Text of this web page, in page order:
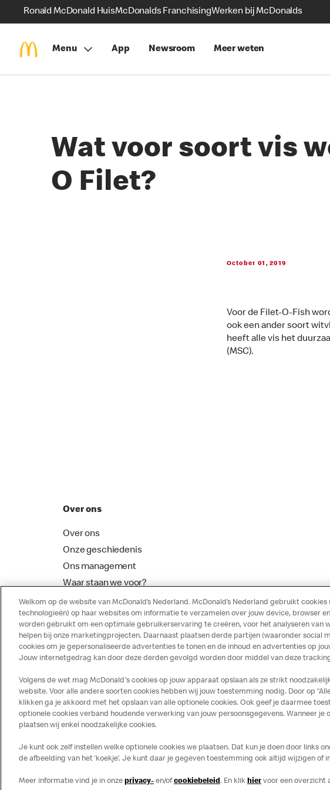
Ronald McDonald HuisMcDonalds FranchisingWerken bij McDonalds
Menu App Newsroom Meer weten
Wat voor soort vis
O Filet?
October 01, 2019
Voor de Filet-O-Fish
ook een ander soort
heeft alle vis het
(MSC).
Over ons
Over ons
Onze geschiedenis
Ons management
Waar staan we voor?
McDonalds Franchising
Disclaimer Privacy Cookies
Welkom op de website van McDonald’s Nederland. McDonald’s Nederland gebruikt
technologieën) op haar websites om informatie te verzamelen over jouw device, browser
worden gebruikt om een optimale gebruikerservaring te creëren, voor het analyseren van
helpen bij onze marketingprojecten. Daarnaast plaatsen derde partijen (waaronder social
cookies om je gepersonaliseerde advertenties te tonen en de inhoud en advertenties op
Jouw internetgedrag kan door deze derden gevolgd worden door middel van deze
Volgens de wet mag McDonald's cookies op jouw apparaat opslaan als ze strikt
website. Voor alle andere soorten cookies hebben wij jouw toestemming nodig. Door op
klikken ga je akkoord met het opslaan van alle optionele cookies. Ook geef je daarmee
optionele cookies verband houdende verwerking van jouw persoonsgegevens. Wanneer je
plaatsen wij enkel noodzakelijke cookies.
Je kunt ook zelf instellen welke optionele cookies we plaatsen. Dat kun je doen door links
de afbeelding van het ‘koekje’. Je kunt daar je gegeven toestemming ook altijd wijzigen of
Meer informatie vind je in onze privacy- en/ofcookiebeleid. En klik hier voor een overzicht